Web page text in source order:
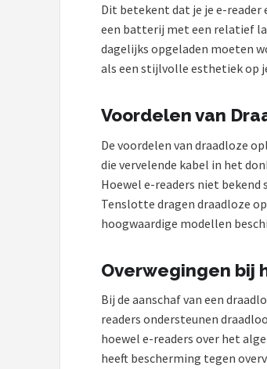
PocketBook
Dit betekent dat je je e-reader
een batterij met een relatief
dagelijks opgeladen moeten
als een stijlvolle esthetiek op
Voordelen van
De voordelen van draadloze
die vervelende kabel in het
Hoewel e-readers niet
Tenslotte dragen draadloze
hoogwaardige modellen
Overwegingen bij
Bij de aanschaf van een
readers ondersteunen
hoewel e-readers over het
heeft bescherming tegen